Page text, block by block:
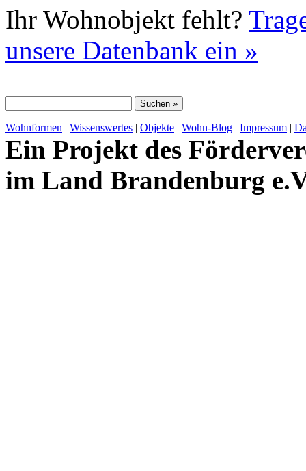
Ihr Wohnobjekt fehlt?
unsere Datenbank ein »
Wohnformen | Wissenswertes | Objekte | Wohn-Blog | Impressum |
Ein Projekt des
im Land Brandenburg